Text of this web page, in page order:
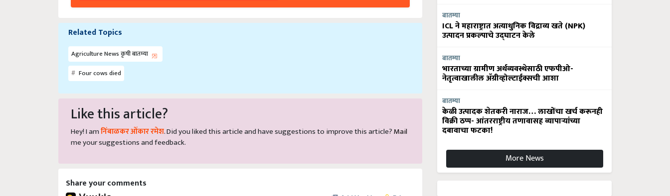
Related Topics
Agriculture News कृषी बातम्या
Four cows died
Like this article?
Hey! I am निंबाळकर ओंकार रमेश . Did you liked this article and have suggestions to improve this article? Mail
me your suggestions and feedback.
Share your comments
बातम्या
ICL ने महाराष्ट्रात अत्याधुनिक विद्राव्य खते (NPK)
उत्पादन प्रकल्पाचे उद्घाटन केले
बातम्या
भारताच्या ग्रामीण अर्थव्यवस्थेसाठी एफपीओ-
नेतृत्वाखालील अ‍ॅग्रीव्होल्टाईक्सची आशा
बातम्या
केळी उत्पादक शेतकरी नाराज… लाखोंचा खर्च करूनही
विक्री ठप्प- आंतरराष्ट्रीय तणावासह व्यापाऱ्यांच्या
दबावाचा फटका!
More News